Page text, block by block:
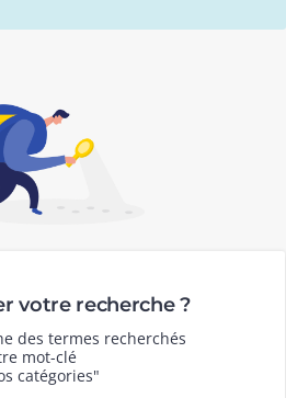
votre recherche ?
des termes recherchés
mot-clé
catégories"